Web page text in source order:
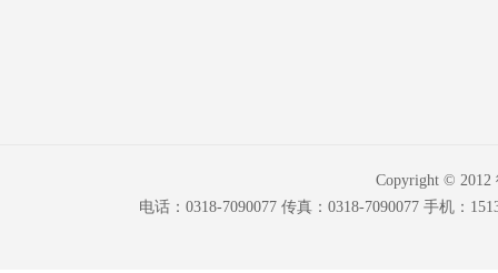
Copyright © 2012
电话：0318-7090077 传真：0318-7090077 手机：